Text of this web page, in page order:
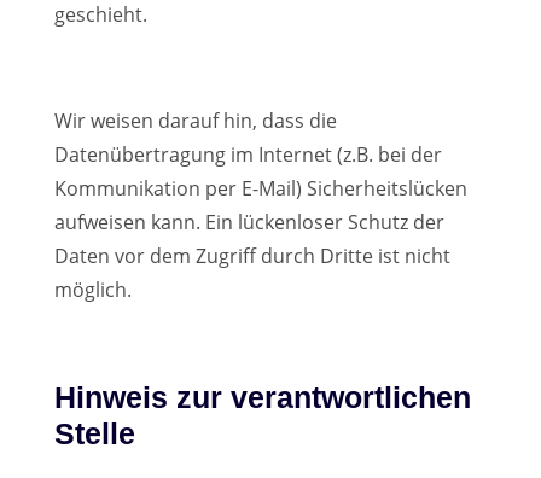
geschieht.
Wir weisen darauf hin, dass die
Datenübertragung im Internet (z.B. bei der
Kommunikation per E-Mail) Sicherheitslücken
aufweisen kann. Ein lückenloser Schutz der
Daten vor dem Zugriff durch Dritte ist nicht
möglich.
Hinweis zur verantwortlichen
Stelle